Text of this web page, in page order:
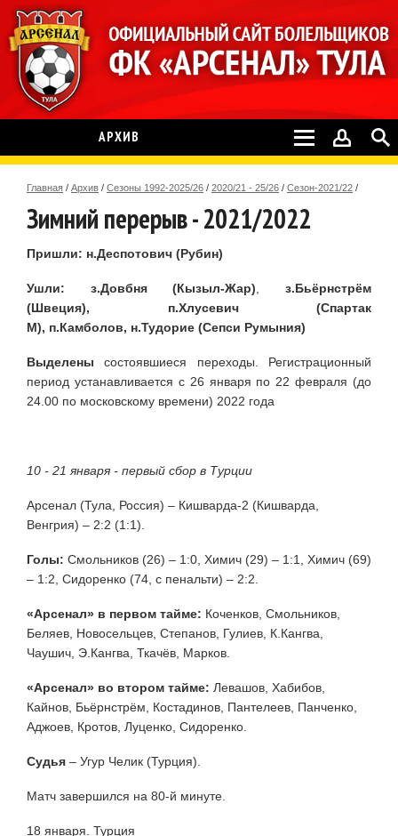
АРХИВ
Главная / Архив / Сезоны 1992-2025/26 / 2020/21 - 25/26 / Сезон-2021/22 /
Зимний перерыв - 2021/2022
Пришли: н.Деспотович (Рубин)
Ушли: з.Довбня (Кызыл-Жар)
з.Бьёрнстрём
(Швеция), п.Хлусевич (Спартак
М), п.Камболов, н.Тудорие (Сепси Румыния)
Выделены состоявшиеся переходы. Регистрационный
период устанавливается с 26 января по 22 февраля (до
24.00 по московскому времени) 2022 года
10 - 21 января - первый сбор в Турции
Арсенал (Тула, Россия) – Кишварда-2 (Кишварда,
Венгрия) – 2:2 (1:1).
Голы: Смольников (26) – 1:0, Химич (29) – 1:1, Химич (69)
– 1:2, Сидоренко (74, с пенальти) – 2:2.
«Арсенал» в первом тайме: Коченков, Смольников,
Беляев, Новосельцев, Степанов, Гулиев, К.Кангва,
Чаушич, Э.Кангва, Ткачёв, Марков.
«Арсенал» во втором тайме: Левашов, Хабибов,
Кайнов, Бьёрнстрём, Костадинов, Пантелеев, Панченко,
Аджоев, Кротов, Луценко, Сидоренко.
Судья – Угур Челик (Турция).
Матч завершился на 80-й минуте.
18 января. Турция